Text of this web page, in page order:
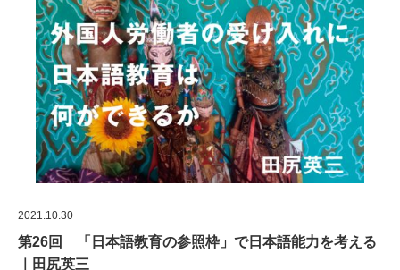
2021.10.30
第26回 「日本語教育の参照枠」で日本語能力を考える
｜田尻英三